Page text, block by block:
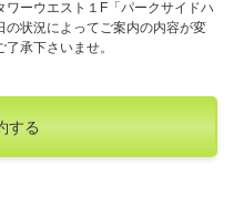
ーウエスト１F「パークサイドハ
の状況によってご案内の内容が変
承下さいませ。
する